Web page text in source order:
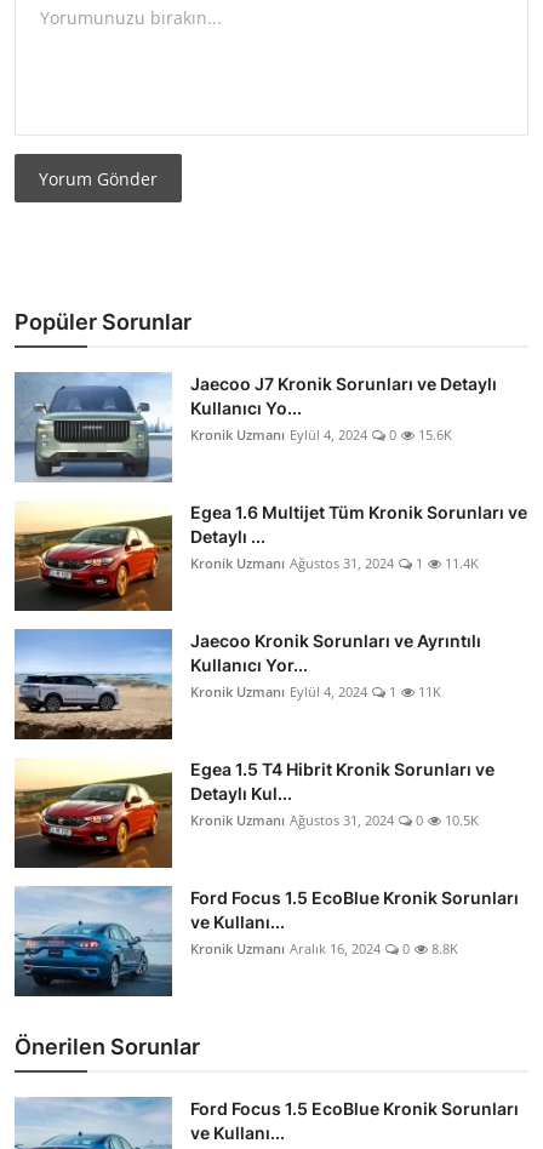
Yorum Gönder
Popüler Sorunlar
Jaecoo J7 Kronik Sorunları ve Detaylı
Kullanıcı Yo...
Kronik Uzmanı Eylül 4, 2024 0 15.6K
Egea 1.6 Multijet Tüm Kronik Sorunları ve
Detaylı ...
Kronik Uzmanı Ağustos 31, 2024 1 11.4K
Jaecoo Kronik Sorunları ve Ayrıntılı
Kullanıcı Yor...
Kronik Uzmanı Eylül 4, 2024 1 11K
Egea 1.5 T4 Hibrit Kronik Sorunları ve
Detaylı Kul...
Kronik Uzmanı Ağustos 31, 2024 0 10.5K
Ford Focus 1.5 EcoBlue Kronik Sorunları
ve Kullanı...
Kronik Uzmanı Aralık 16, 2024 0 8.8K
Önerilen Sorunlar
Ford Focus 1.5 EcoBlue Kronik Sorunları
ve Kullanı...